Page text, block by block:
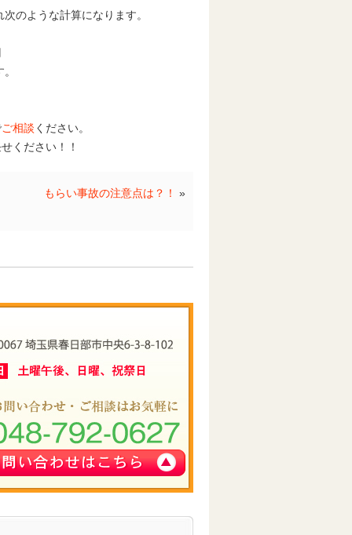
のような計算になります。
ご相談 ください。
ください！！
もらい事故の注意点は？！ »